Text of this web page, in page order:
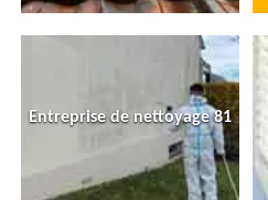
Entreprise de nettoyage 81